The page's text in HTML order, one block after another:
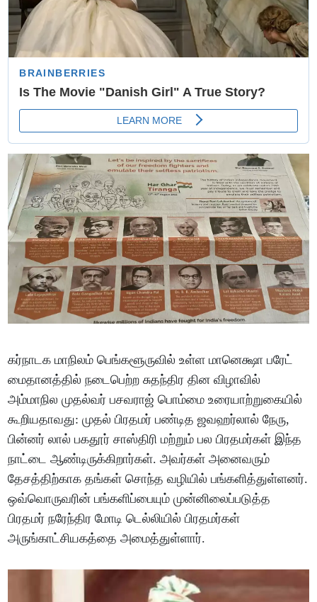
கர்நாடக மாநிலம் பெங்களூருவில் உள்ள மானெக்ஷா பரேட்
மைதானத்தில் நடைபெற்ற சுதந்திர தின விழாவில்
அம்மாநில முதல்வர் பசவராஜ் பொம்மை உரையாற்றுகையில்
கூறியதாவது: முதல் பிரதமர் பண்டித ஜவஹர்லால் நேரு,
பின்னர் லால் பகதூர் சாஸ்திரி மற்றும் பல பிரதமர்கள் இந்த
நாட்டை ஆண்டிருக்கிறார்கள். அவர்கள் அனைவரும்
தேசத்திற்காக தங்கள் சொந்த வழியில் பங்களித்துள்ளனர்.
ஒவ்வொருவரின் பங்களிப்பையும் முன்னிலைப்படுத்த
பிரதமர் நரேந்திர மோடி டெல்லியில் பிரதமர்கள்
அருங்காட்சியகத்தை அமைத்துள்ளார்.